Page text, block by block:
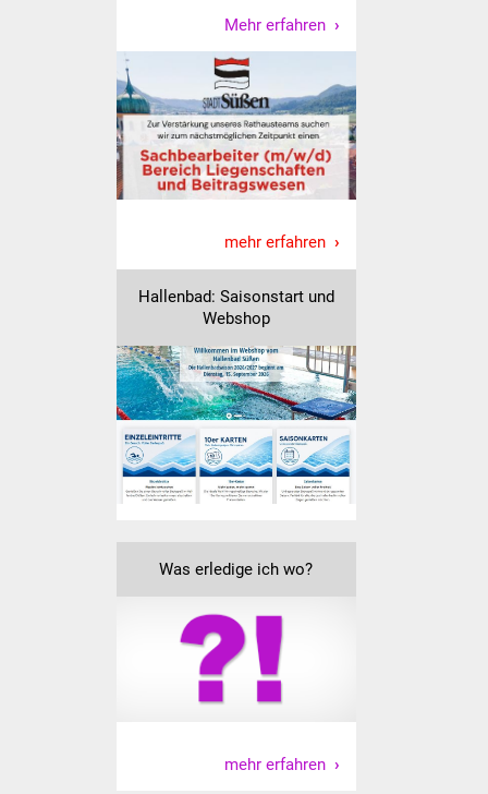
IKG Auen
Ausschreibungen
Öffentliche
Ausschreibung
Ausschreibung
Beschränkte
Ausschreibung
Freihändige Vergabe
Gewerbeverzeichnis
Gewerbe - Selbsteintrag
Mehr erfahren
mehr erfahren
Hallenbad: Saisonstart und
Webshop
Was erledige ich wo?
mehr erfahren